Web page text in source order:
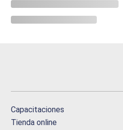
Capacitaciones
Tienda online